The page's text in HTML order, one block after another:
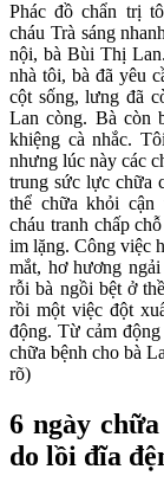
Phác đồ chẩn trị
cháu Trà sáng
nội, bà Bùi Thị
nhà tôi, bà đã yêu
cột sống, lưng đã
Lan còng. Bà còn
khiệng cà nhắc.
nhưng lúc này các
trung sức lực chữa
thể chữa khỏi cận
cháu tranh chấp
im lặng. Công việc
mắt, hơ hương
rỗi bà ngồi bệt ở
rồi một việc đột
động. Từ cảm
chữa bệnh cho bà
rõ)
6 ngày
do lồi đĩa